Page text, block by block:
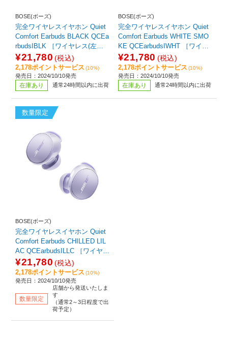
BOSE(ボーズ)
完全ワイヤレスイヤホン Quiet
Comfort Earbuds BLACK QCEa
rbudsIBLK ［ワイヤレス(左右
分離) /カナル型 /ノイズキャン
セリング対応 /Bluetooth対応］
¥21,780 (税込)
2,178ポイントサービス (10%)
発売日：2024/10/10発売
在庫あり 通常24時間以内に出荷
BOSE(ボーズ)
完全ワイヤレスイヤホン Quiet
Comfort Earbuds WHITE SMO
KE QCEarbudsIWHT ［ワイヤ
レス(左右分離) /カナル型 /ノイ
ズキャンセリング対応 /Bluetoo
th対応］
¥21,780 (税込)
2,178ポイントサービス (10%)
発売日：2024/10/10発売
在庫あり 通常24時間以内に出荷
数量限定
BOSE(ボーズ)
完全ワイヤレスイヤホン Quiet
Comfort Earbuds CHILLED LIL
AC QCEarbudsILLC ［ワイヤレ
ス(左右分離) /カナル型 /ノイズ
キャンセリング対応 /Bluetooth
対応］
¥21,780 (税込)
2,178ポイントサービス (10%)
発売日：2024/10/10発売
数量限定
店舗から発送いたしま
す
（通常2～3日程度で出
荷予定）